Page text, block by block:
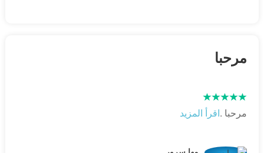
مرحبا
مرحبا .اقرأ المزيد